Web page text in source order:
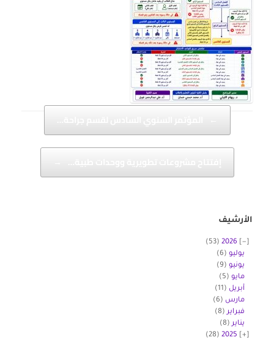
Post navigation
الأرشيف
2026
(53)
يوليو (6)
يونيو (9)
مايو (5)
أبريل (11)
مارس (6)
فبراير(8)
يناير(8)
2025
(28)